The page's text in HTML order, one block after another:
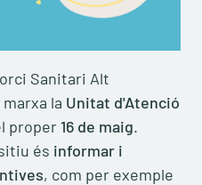
Sanitari Alt
la Unitat d'Atenció
proper 16 de maig.
és informar i
, com per exemple